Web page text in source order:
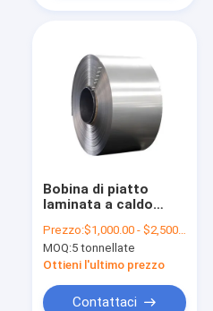
Bobina di piatto
laminata a caldo
acciaio inossidabile
201 del nichel 200 di
Monel 400 della
nichel
Prezzo:$1,000.00 - $2,500.00/Tons
MOQ:5 tonnellate
Ottieni l'ultimo prezzo
Contattaci